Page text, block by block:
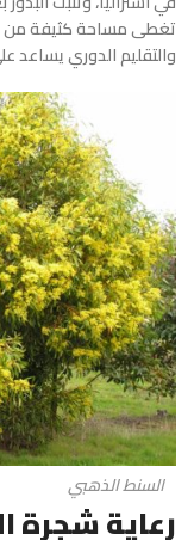
تغطى مساحة كثيفة من
والتقليم الدوري يساعد
السنط الذهبي